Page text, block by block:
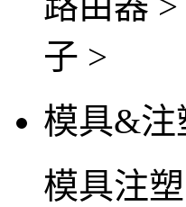
子 >
模具&注
模具注